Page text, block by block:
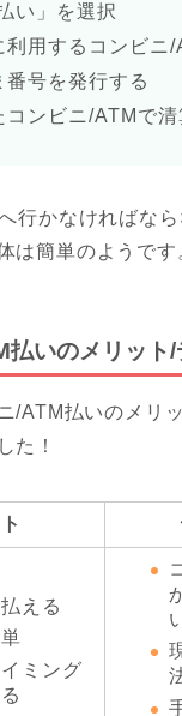
い」を選択
利用するコンビニ/
番号を発行する
コンビニ/ATMで清
行かなければな
は簡単のようです
払いのメリット/
/ATM払いのメリ
た！
える
ミング